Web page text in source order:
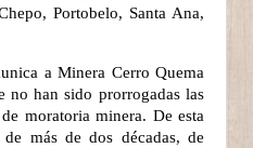
Portobelo, Santa Ana,
a Minera Cerro Quema
no han sido prorrogadas las
moratoria minera. De esta
más de dos décadas, de